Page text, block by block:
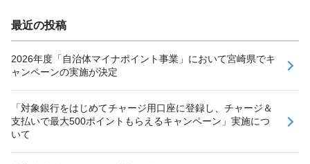
最近の投稿
2026年度「自治体マイナポイント事業」において宮崎県でキ
ャンペーンの実施が決定
「対象銀行をはじめてチャージ用口座に登録し、チャージ＆
支払いで最大500ポイントもらえるキャンペーン」実施につ
いて